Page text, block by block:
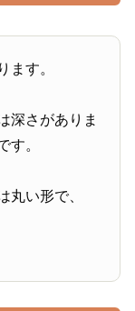
ます。
深さがありま
す。
丸い形で、